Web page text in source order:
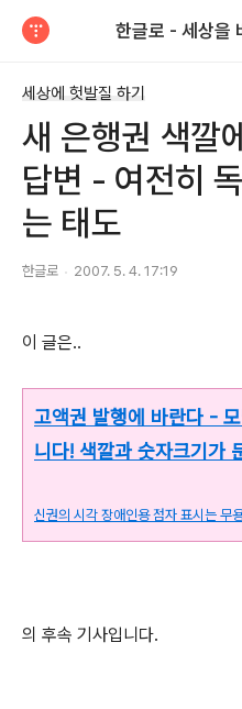
세상에 헛발질 하기
새 은행권 색깔
답변 - 여전히
는 태도
한글로 2007. 5. 4. 17:19
이 글은..
고액권 발행에 바란다 -
니다! 색깔과 숫자크기가
신권의 시각 장애인용 점자 표시는
의 후속 기사입니다.